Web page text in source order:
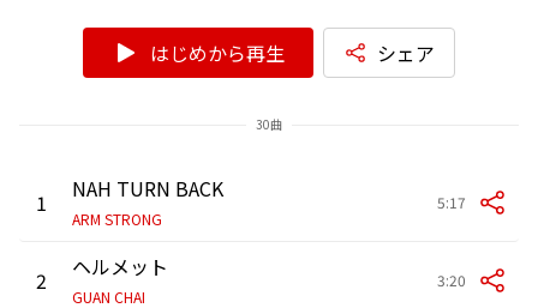
はじめから再生 シェア
30曲
1 NAH TURN BACK
ARM STRONG
5:17
2 ヘルメット
GUAN CHAI
3:20